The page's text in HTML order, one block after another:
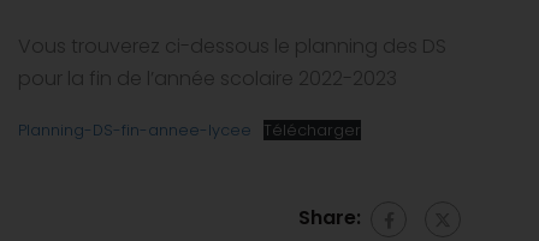
Vous trouverez ci-dessous le planning des DS
pour la fin de l’année scolaire 2022-2023
Planning-DS-fin-annee-lycee Télécharger
Share: